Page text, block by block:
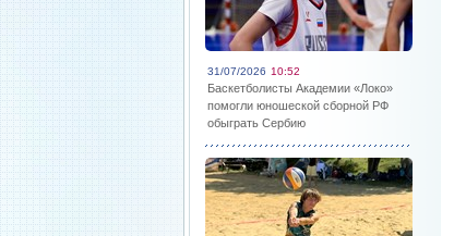
31/07/2026 10:52
Баскетболисты Академии «Локо»
помогли юношеской сборной РФ
обыграть Сербию